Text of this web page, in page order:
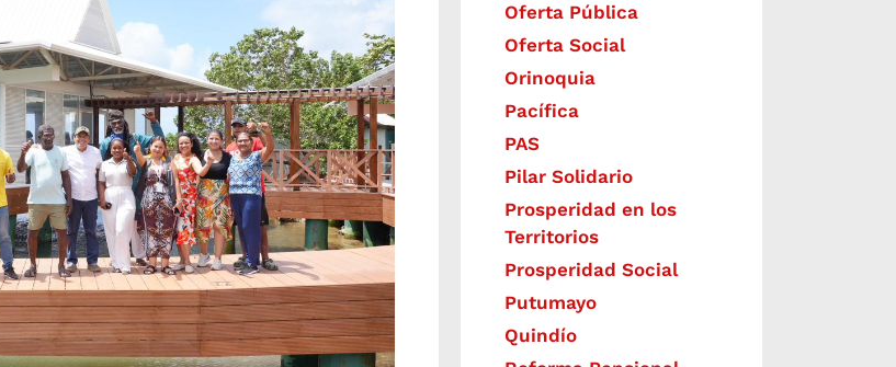
Oferta Pública
Oferta Social​​
Orinoquia
Pacífica
PAS
Pilar Solidario
Prosperidad en los
Territorios
Prosperidad Social
Putumayo
Quindío